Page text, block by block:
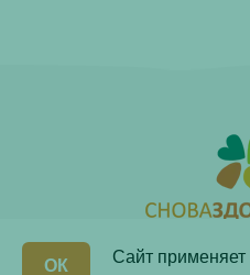
Сайт применяет
ОК